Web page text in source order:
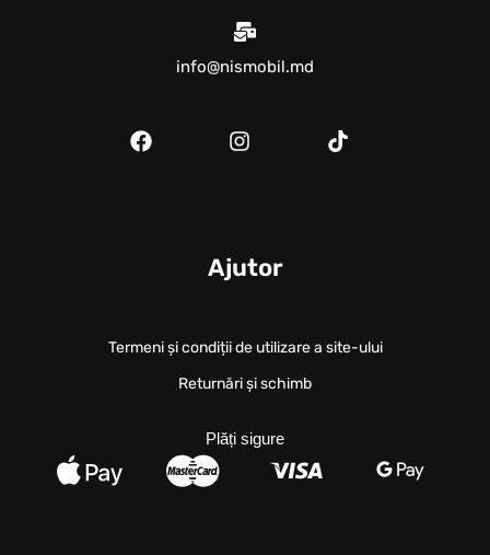
info@nismobil.md
Ajutor
Termeni și condiții de utilizare a site-ului
Returnări și schimb
Plăți sigure